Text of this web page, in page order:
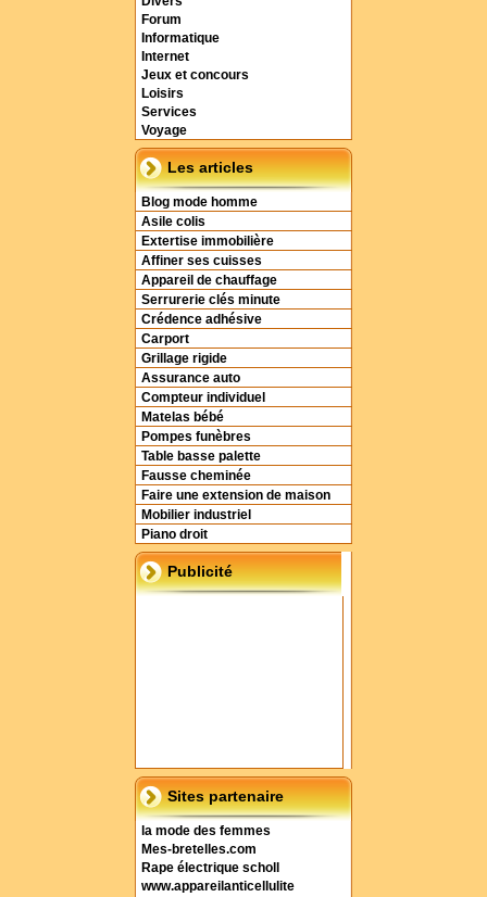
Forum
Informatique
Internet
Jeux et concours
Loisirs
Services
Voyage
Les articles
Blog mode homme
Asile colis
Extertise immobilière
Affiner ses cuisses
Appareil de chauffage
Serrurerie clés minute
Crédence adhésive
Carport
Grillage rigide
Assurance auto
Compteur individuel
Matelas bébé
Pompes funèbres
Table basse palette
Fausse cheminée
Faire une extension de maison
Mobilier industriel
Piano droit
Publicité
Sites partenaire
la mode des femmes
Mes-bretelles.com
Rape électrique scholl
www.appareilanticellulite